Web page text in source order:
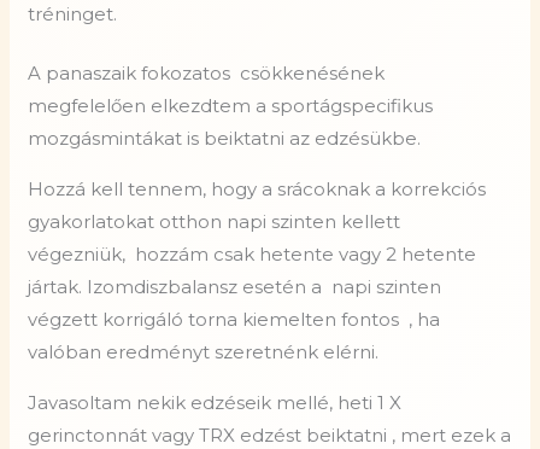
tréninget.
A panaszaik fokozatos csökkenésének
megfelelően elkezdtem a sportágspecifikus
mozgásmintákat is beiktatni az edzésükbe.
Hozzá kell tennem, hogy a srácoknak a korrekciós
gyakorlatokat otthon napi szinten kellett
végezniük, hozzám csak hetente vagy 2 hetente
jártak. Izomdiszbalansz esetén a napi szinten
végzett korrigáló torna kiemelten fontos , ha
valóban eredményt szeretnénk elérni.
Javasoltam nekik edzéseik mellé, heti 1 X
gerinctonnát vagy TRX edzést beiktatni , mert ezek a